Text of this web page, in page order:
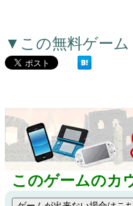
▼この無料ゲー
このゲームのカ